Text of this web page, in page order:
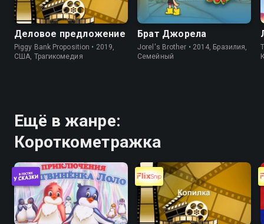
Деловое предложение
Piggy Bank Proposition • 2019,
США, Трагикомедия
Брат Джорела
Jorel's Brother • 2014, Бразилия,
Cемейный
Ещё в жанре:
Короткометражка